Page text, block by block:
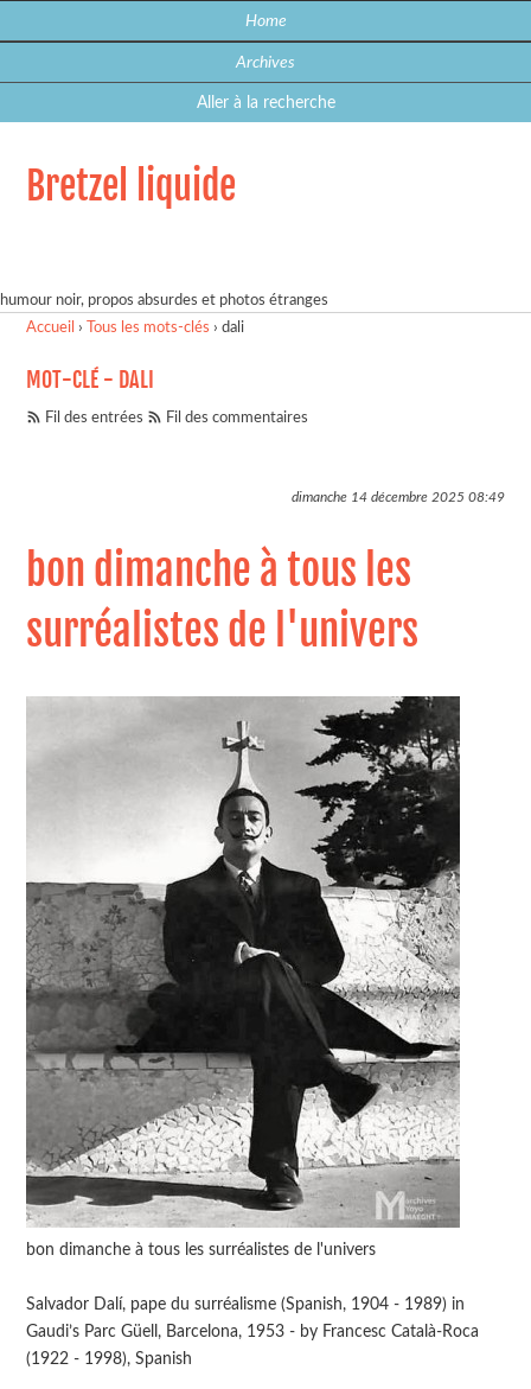
Home
Archives
Aller à la recherche
Bretzel liquide
humour noir, propos absurdes et photos étranges
Accueil › Tous les mots-clés ›dali
MOT-CLÉ - DALI
Fil des entrées Fil des commentaires
dimanche 14 décembre 202508:49
bon dimanche à tous les
surréalistes de l'univers
bon dimanche à tous les surréalistes de l'univers
Salvador Dalí, pape du surréalisme (Spanish, 1904 - 1989) in
Gaudi’s Parc Güell, Barcelona, 1953 - by Francesc Català-Roca
(1922 - 1998), Spanish